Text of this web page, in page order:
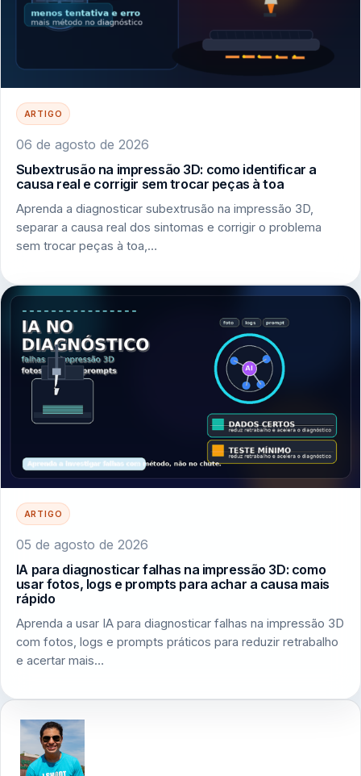
ARTIGO
06 de agosto de 2026
Subextrusão na impressão 3D: como identificar a
causa real e corrigir sem trocar peças à toa
Aprenda a diagnosticar subextrusão na impressão 3D,
separar a causa real dos sintomas e corrigir o problema
sem trocar peças à toa,…
ARTIGO
05 de agosto de 2026
IA para diagnosticar falhas na impressão 3D: como
usar fotos, logs e prompts para achar a causa mais
rápido
Aprenda a usar IA para diagnosticar falhas na impressão 3D
com fotos, logs e prompts práticos para reduzir retrabalho
e acertar mais…